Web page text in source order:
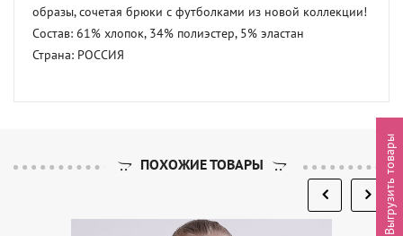
образы, сочетая брюки с футболками из новой коллекции!
Состав: 61% хлопок, 34% полиэстер, 5% эластан
Страна: РОССИЯ
ПОХОЖИЕ ТОВАРЫ Выгрузить товары